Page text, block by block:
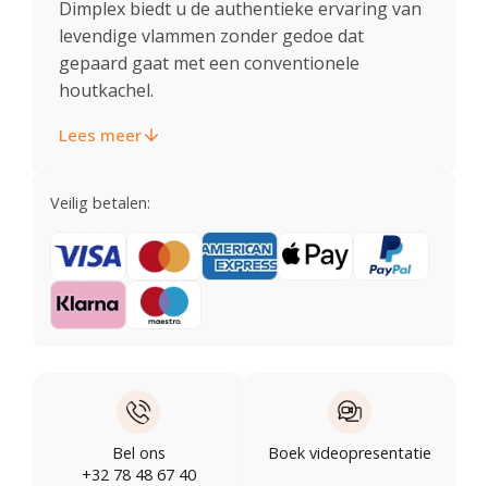
Dimplex biedt u de authentieke ervaring van
levendige vlammen zonder gedoe dat
gepaard gaat met een conventionele
houtkachel.
Lees meer
Veilig betalen:
Bel ons
+32 78 48 67 40
Boek videopresentatie